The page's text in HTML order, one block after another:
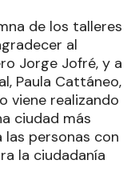
de los talleres
al
Jorge Jofré, y a
Paula Cattáneo,
viene realizando
ciudad más
personas con
la ciudadanía